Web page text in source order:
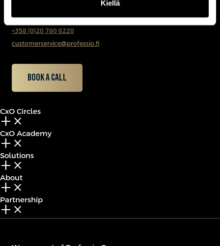
Kiellä
Keilaranta 1 A, 02150 Espoo
+358 (0)20 780 6220
customerservice@professio.fi
Book a call
CxO Circles
add_2 close
CxO Academy
add_2 close
Solutions
add_2 close
About
add_2 close
Partnership
add_2 close